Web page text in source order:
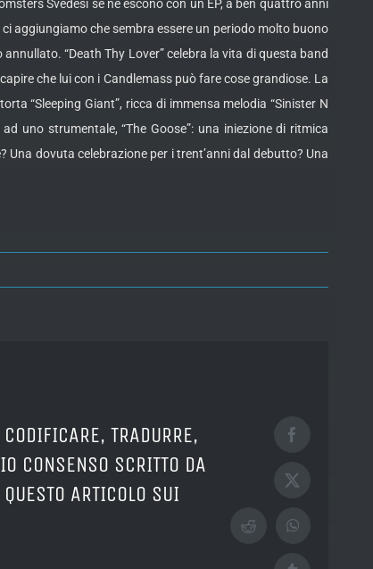
Svedesi se ne escono con un EP, a ben quattro anni
aggiungiamo che sembra essere un periodo molto buono
“Death Thy Lover” celebra la vita di questa band
che lui con i Candlemass può fare cose grandiose. La
“Sleeping Giant”, ricca di immensa melodia “Sinister N
uno strumentale, “The Goose”: una iniezione di ritmica
dovuta celebrazione per i trent’anni dal debutto? Una
TRADURRE,
CONSENSO SCRITTO DA
ARTICOLO SUI
Facebook
X
RedditWhatsApp